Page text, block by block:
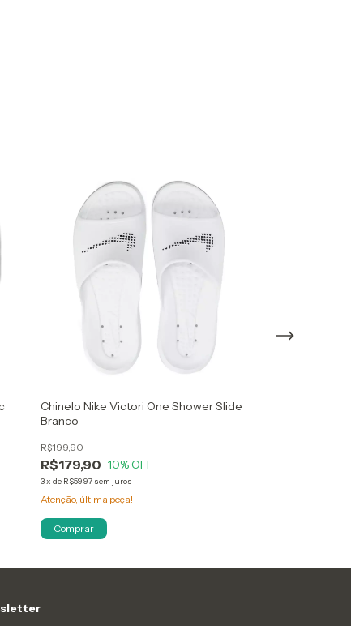
Chinelo Nike Victori One Shower Slide
Branco
R$179,90
R$199,90
10% OFF
3x de R$59,97 sem juros
Atenção, última peça!
Comprar